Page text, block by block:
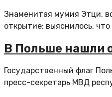
Знаменитая мумия Этци,
открытие: выяснилось, что
В Польше нашли
Государственный флаг
пресс-секретарь МВД